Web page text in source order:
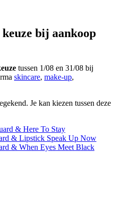
bij aankoop
tussen 1/08 en 31/08 bij
skincare, make-up,
Je kan kiezen tussen deze
& Here To Stay
& Lipstick Speak Up Now
& When Eyes Meet Black